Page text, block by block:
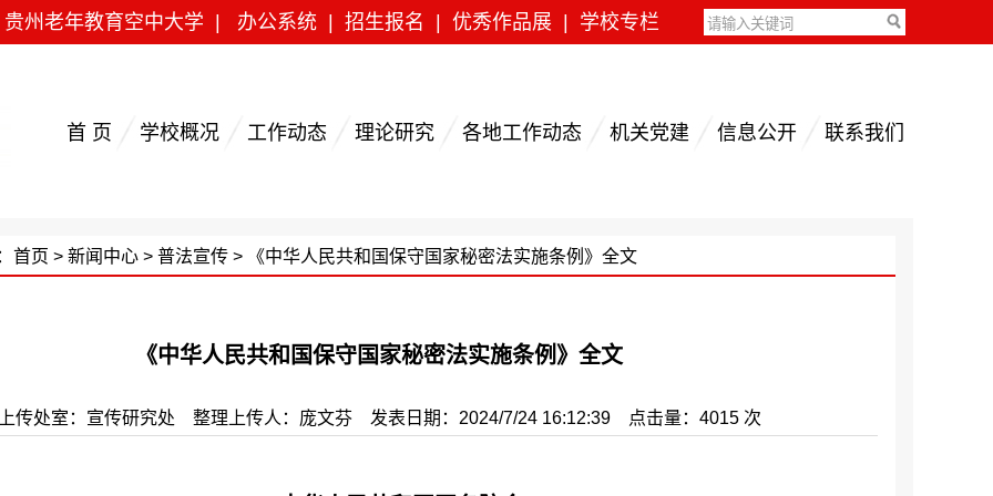
贵州老年教育空中大学 办公系统 招生报名 优秀作品展 学校专栏
首 页 学校概况 工作动态 理论研究 各地工作动态 机关党建 信息公开 联系我们
首页 > 新闻中心 > 普法宣传 > 《中华人民共和国保守国家秘密法实施条例》全文
《中华人民共和国保守国家秘密法实施条例》全文
传处室：宣传研究处 整理上传人：庞文芬 发表日期：2024/7/24 16:12:39 点击量：4015 次